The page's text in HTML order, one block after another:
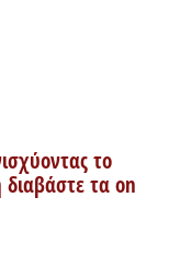
το
διαβάστε τα on